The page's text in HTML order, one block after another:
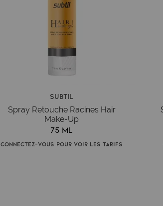
Subtil
Spray Retouche Racines Hair
Make-Up
75 ml
Connectez-vous pour voir les tarifs